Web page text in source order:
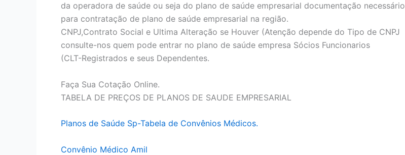
da operadora de saúde ou seja do plano de saúde empresarial documentação necessário
para contratação de plano de saúde empresarial na região.
CNPJ,Contrato Social e Ultima Alteração se Houver (Atenção depende do Tipo de CNPJ
consulte-nos quem pode entrar no plano de saúde empresa Sócios Funcionarios
(CLT-Registrados e seus Dependentes.
Faça Sua Cotação Online.
TABELA DE PREÇOS DE PLANOS DE SAUDE EMPRESARIAL
Planos de Saúde Sp-Tabela de Convênios Médicos.
Convênio Médico Amil